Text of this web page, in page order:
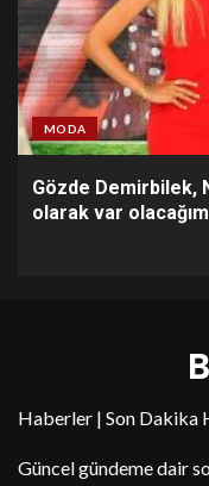
MODA
Gözde Demirbilek,
olarak var
Haberler | Son Dakika
Güncel gündeme dair